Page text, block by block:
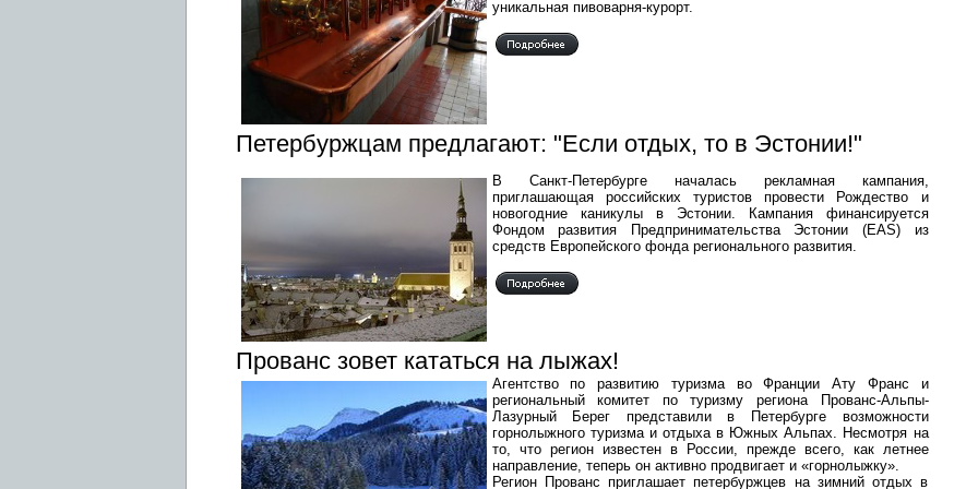
уникальная пивоварня-курорт.
Петербуржцам предлагают: "Если отдых, то в Эстонии!"
В Санкт-Петербурге началась рекламная кампания,
приглашающая российских туристов провести Рождество и
новогодние каникулы в Эстонии. Кампания финансируется
Фондом развития Предпринимательства Эстонии (EAS) из
средств Европейского фонда регионального развития.
Прованс зовет кататься на лыжах!
Агентство по развитию туризма во Франции Ату Франс и
региональный комитет по туризму региона Прованс-Альпы-
Лазурный Берег представили в Петербурге возможности
горнолыжного туризма и отдыха в Южных Альпах. Несмотря на
то, что регион известен в России, прежде всего, как летнее
направление, теперь он активно продвигает и «горнолыжку».
Регион Прованс приглашает петербуржцев на зимний отдых в